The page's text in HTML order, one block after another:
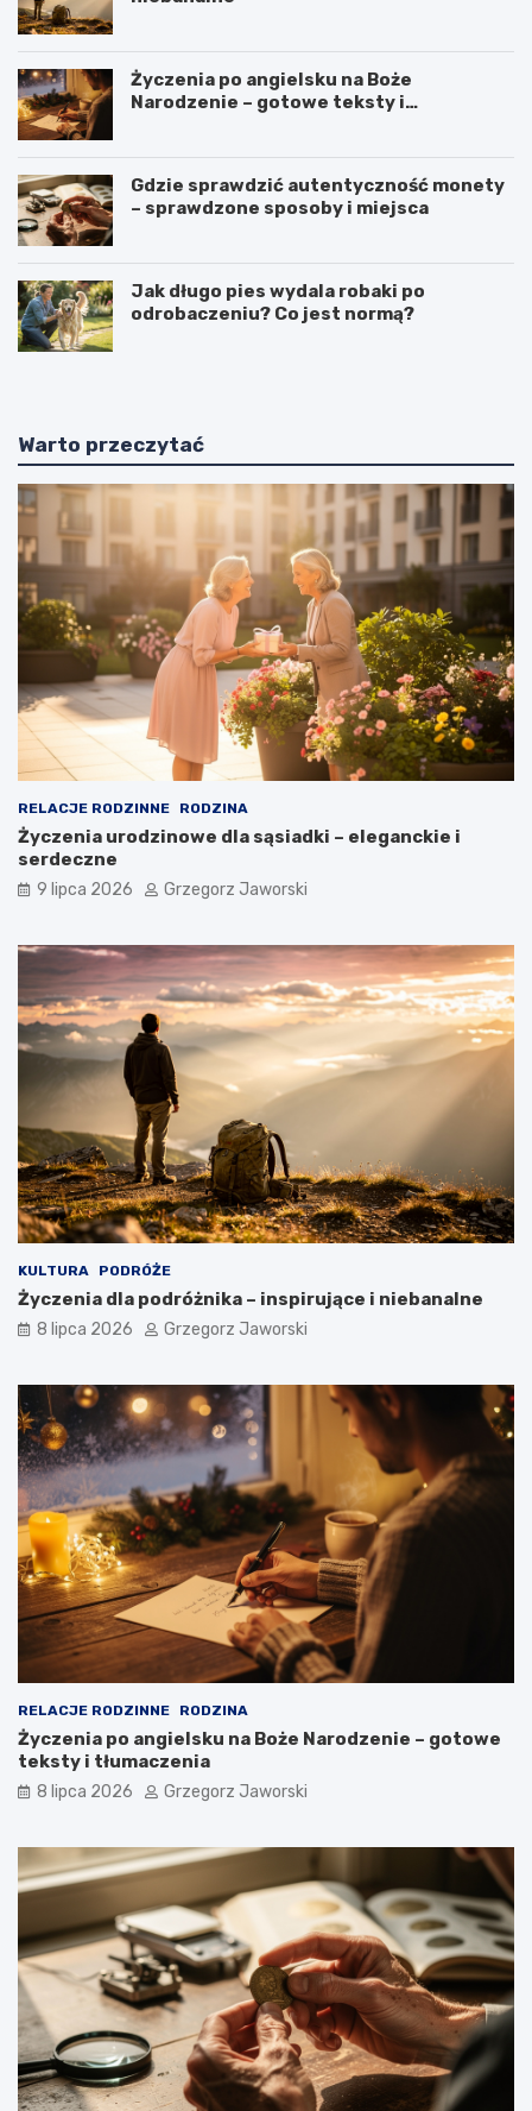
Życzenia po angielsku na Boże
Narodzenie – gotowe teksty i
Gdzie sprawdzić autentyczność monety
– sprawdzone sposoby i miejsca
Jak długo pies wydala robaki po
odrobaczeniu? Co jest normą?
Warto przeczytać
RELACJE RODZINNE RODZINA
Życzenia urodzinowe dla sąsiadki – eleganckie i
serdeczne
9 lipca 2026 Grzegorz Jaworski
KULTURA PODRÓŻE
Życzenia dla podróżnika – inspirujące i niebanalne
8 lipca 2026 Grzegorz Jaworski
RELACJE RODZINNE RODZINA
Życzenia po angielsku na Boże Narodzenie – gotowe
teksty i tłumaczenia
8 lipca 2026 Grzegorz Jaworski